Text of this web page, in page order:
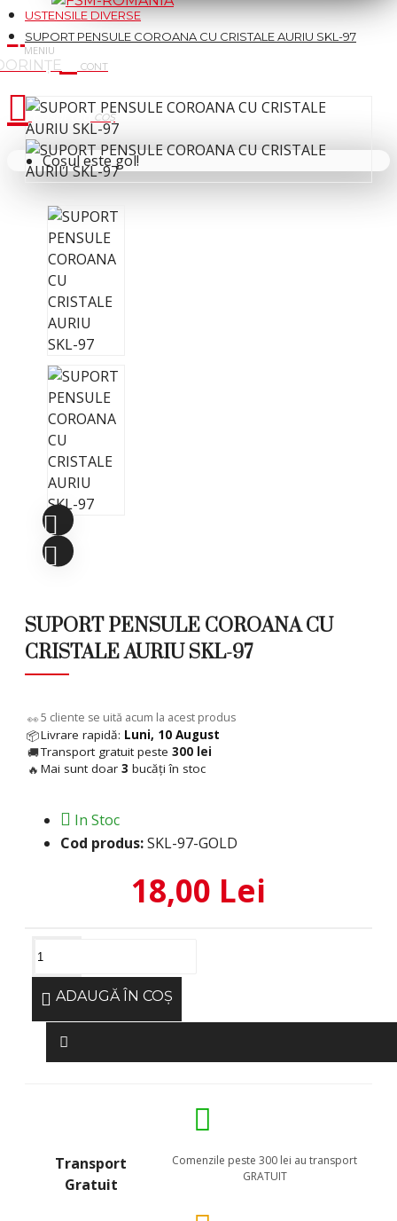
Cosul tau
Coșul este gol!
USTENSILE DIVERSE
SUPORT PENSULE COROANA CU CRISTALE AURIU SKL-97
SUPORT PENSULE COROANA CU
CRISTALE AURIU SKL-97
👀9 cliente se uită acum la acest produs
📦Livrare rapidă: Luni, 10 August
🚚Transport gratuit peste 300 lei
🔥 Mai sunt doar 3 bucăți în stoc
In Stoc
Cod produs:SKL-97-GOLD
18,00 Lei
ADAUGĂ ÎN COŞ
Transport
Gratuit
Comenzile peste 300 lei au transport
GRATUIT